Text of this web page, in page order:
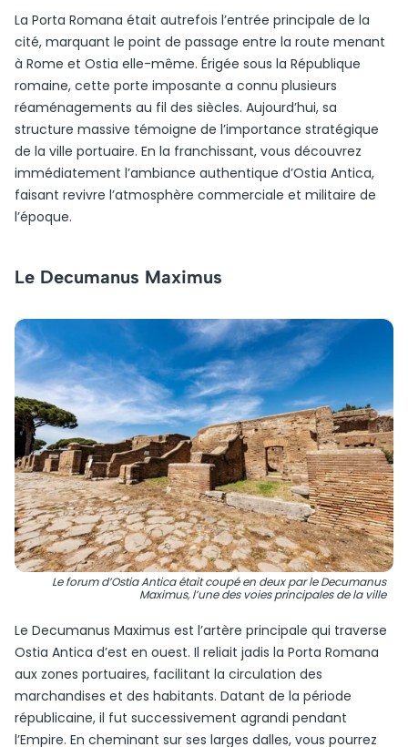
La Porta Romana était autrefois l’entrée principale de la
cité, marquant le point de passage entre la route menant
à Rome et Ostia elle-même. Érigée sous la République
romaine, cette porte imposante a connu plusieurs
réaménagements au fil des siècles. Aujourd’hui, sa
structure massive témoigne de l’importance stratégique
de la ville portuaire. En la franchissant, vous découvrez
immédiatement l’ambiance authentique d’Ostia Antica,
faisant revivre l’atmosphère commerciale et militaire de
l’époque.
Le Decumanus Maximus
Le forum d’Ostia Antica était coupé en deux par le Decumanus
Maximus, l’une des voies principales de la ville
Le Decumanus Maximus est l’artère principale qui traverse
Ostia Antica d’est en ouest. Il reliait jadis la Porta Romana
aux zones portuaires, facilitant la circulation des
marchandises et des habitants. Datant de la période
républicaine, il fut successivement agrandi pendant
l’Empire. En cheminant sur ses larges dalles, vous pourrez